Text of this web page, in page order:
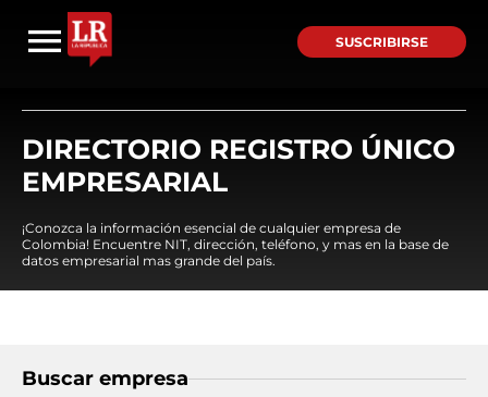
SUSCRIBIRSE
DIRECTORIO REGISTRO ÚNICO
EMPRESARIAL
¡Conozca la información esencial de cualquier empresa de
Colombia! Encuentre NIT, dirección, teléfono, y mas en la base de
datos empresarial mas grande del país.
Buscar empresa